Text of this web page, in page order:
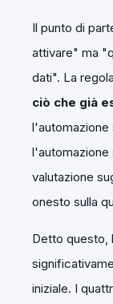
Il punto di
attivare" ma
dati". La
ciò che già
l'automazione
l'automazione
valutazione
onesto sulla
Detto questo,
iniziale. I